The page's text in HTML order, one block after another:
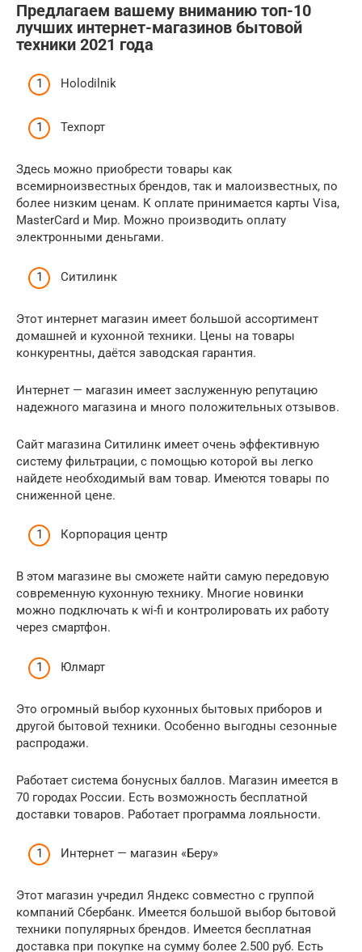
Предлагаем вашему вниманию топ-10
лучших интернет-магазинов бытовой
техники 2021 года
Holodilnik
Техпорт
Здесь можно приобрести товары как
всемирноизвестных брендов, так и малоизвестных, по
более низким ценам. К оплате принимается карты Visa,
MasterCard и Mир. Можно производить оплату
электронными деньгами.
Ситилинк
Этот интернет магазин имеет большой ассортимент
домашней и кухонной техники. Цены на товары
конкурентны, даётся заводская гарантия.
Интернет — магазин имеет заслуженную репутацию
надежного магазина и много положительных отзывов.
Сайт магазина Ситилинк имеет очень эффективную
систему фильтрации, с помощью которой вы легко
найдете необходимый вам товар. Имеются товары по
сниженной цене.
Корпорация центр
В этом магазине вы сможете найти самую передовую
современную кухонную технику. Многие новинки
можно подключать к wi-fi и контролировать их работу
через смартфон.
Юлмарт
Это огромный выбор кухонных бытовых приборов и
другой бытовой техники. Особенно выгодны сезонные
распродажи.
Работает система бонусных баллов. Магазин имеется в
70 городах России. Есть возможность бесплатной
доставки товаров. Работает программа лояльности.
Интернет — магазин «Беру»
Этот магазин учредил Яндекс совместно с группой
компаний Сбербанк. Имеется большой выбор бытовой
техники популярных брендов. Имеется бесплатная
доставка при покупке на сумму более 2.500 руб. Есть